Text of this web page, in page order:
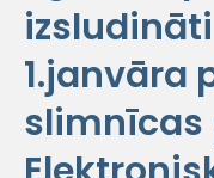
1.janvāra
slimnīcas